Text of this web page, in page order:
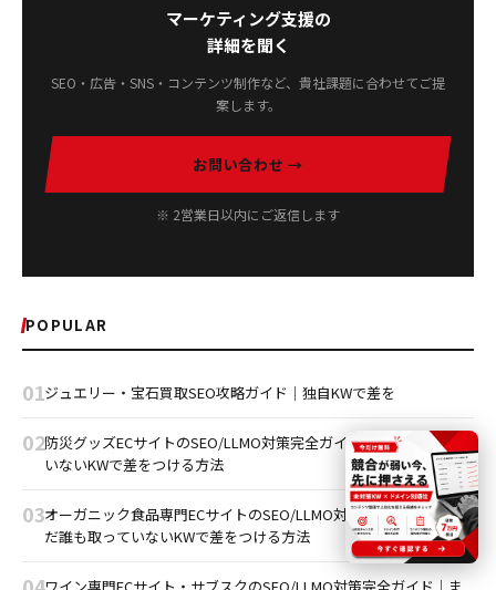
マーケティング支援の
詳細を聞く
SEO・広告・SNS・コンテンツ制作など、貴社課題に合わせてご提
案します。
お問い合わせ →
※ 2営業日以内にご返信します
POPULAR
01ジュエリー・宝石買取SEO攻略ガイド｜独自KWで差を
02防災グッズECサイトのSEO/LLMO対策完全ガイドまだ誰も取って
いないKWで差をつける方法
03オーガニック食品専門ECサイトのSEO/LLMO対策完全ガイド｜ま
だ誰も取っていないKWで差をつける方法